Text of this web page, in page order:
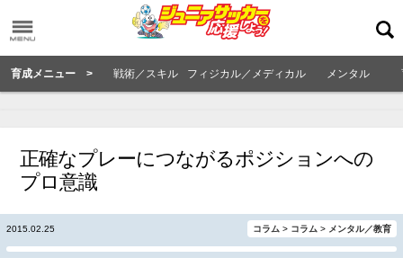
育成メニュー > 戦術／スキル フィジカル／メディカル メンタル
正確なプレーにつながるポジションへの
プロ意識
2015.02.25 コラム > コラム > メンタル／教育